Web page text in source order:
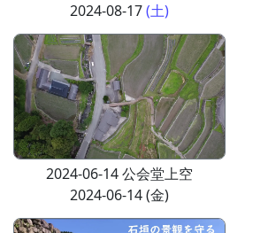
2024-08-17(土)
2024-06-14 公会堂上空
2024-06-14 (金)